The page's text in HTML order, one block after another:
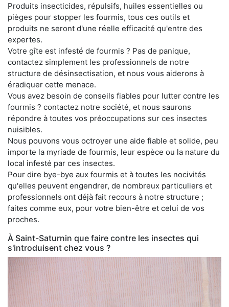
Produits insecticides, répulsifs, huiles essentielles ou
pièges pour stopper les fourmis, tous ces outils et
produits ne seront d'une réelle efficacité qu'entre des
expertes.
Votre gîte est infesté de fourmis ? Pas de panique,
contactez simplement les professionnels de notre
structure de désinsectisation, et nous vous aiderons à
éradiquer cette menace.
Vous avez besoin de conseils fiables pour lutter contre les
fourmis ? contactez notre société, et nous saurons
répondre à toutes vos préoccupations sur ces insectes
nuisibles.
Nous pouvons vous octroyer une aide fiable et solide, peu
importe la myriade de fourmis, leur espèce ou la nature du
local infesté par ces insectes.
Pour dire bye-bye aux fourmis et à toutes les nocivités
qu'elles peuvent engendrer, de nombreux particuliers et
professionnels ont déjà fait recours à notre structure ;
faites comme eux, pour votre bien-être et celui de vos
proches.
À Saint-Saturnin que faire contre les insectes qui
s'introduisent chez vous ?